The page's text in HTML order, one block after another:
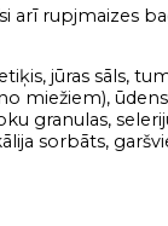
arī rupjmaizes
jūras sāls,
miežiem),
granulas,
sorbāts,